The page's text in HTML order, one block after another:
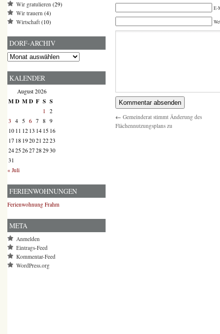
E-
← Gemeinderat stimmt Änderung des
Flächennutzungsplans zu
Wir gratulieren (29)
Wir trauern (4)
Wirtschaft (10)
DORF-ARCHIV
Dorf-
KALENDER
August 2026
MD MD F S S
1 2
3 4 5 6 7 8 9
10 11 12 13 14 15 16
17 18 192021 2223
2425 2627 28 2930
31
« Juli
FERIENWOHNUNGEN
Ferienwohnung Frahm
META
Anmelden
Eintrags-Feed
Kommentar-Feed
WordPress.org